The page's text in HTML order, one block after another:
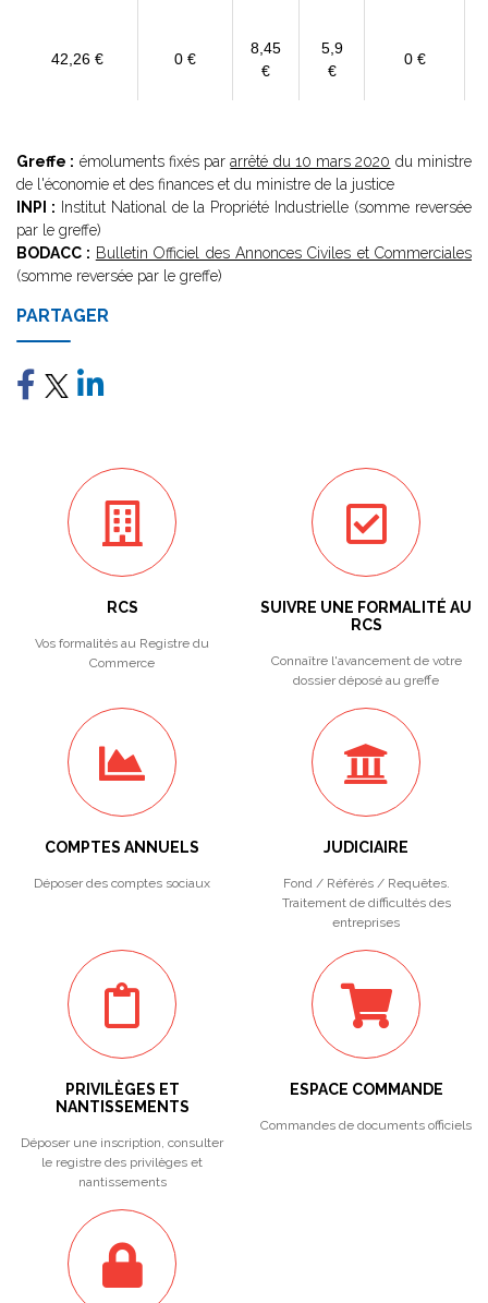
42,26 € 0 €
8,45
€
5,9
€
0 €
Greffe : émoluments fixés pararrêté du 10 mars 2020 du ministre
de l'économie et des finances et du ministre de la justice
INPI : Institut National de la Propriété Industrielle (somme reversée
par le greffe)
BODACC : Bulletin Officiel des Annonces Civiles et Commerciales
(somme reversée par le greffe)
PARTAGER
RCS
Vos formalités au Registre du
Commerce
SUIVRE UNE FORMALITÉ AU
RCS
Connaître l'avancement de votre
dossier déposé au greffe
COMPTES ANNUELS
Déposer des comptes sociaux
JUDICIAIRE
Fond / Référés / Requêtes.
Traitement de difficultés des
entreprises
PRIVILÈGES ET
NANTISSEMENTS
Déposer une inscription, consulter
le registre des privilèges et
nantissements
ESPACE COMMANDE
Commandes de documents officiels